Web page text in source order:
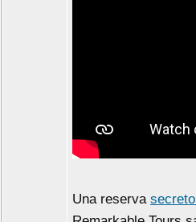
Una reserva